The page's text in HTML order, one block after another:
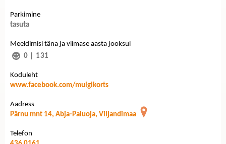
Parkimine
tasuta
Meeldimisi täna ja viimase aasta jooksul
0
131
Koduleht
www.facebook.com/mulgikorts
Aadress
Pärnu mnt 14, Abja-Paluoja, Viljandimaa
Telefon